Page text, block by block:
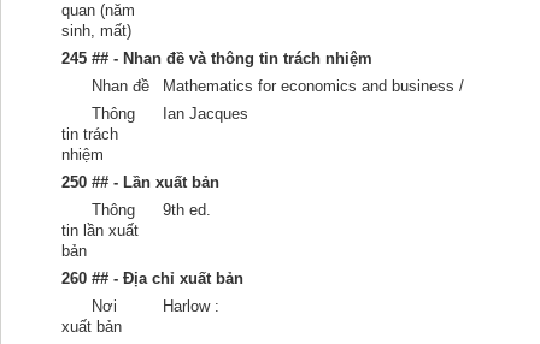
quan (năm
sinh, mất)
245 ## - Nhan đề và thông tin trách nhiệm
Nhan đề
Mathematics for economics and business /
Thông
tin trách
nhiệm
Ian Jacques
250 ## - Lần xuất bản
Thông
tin lần xuất
bản
9th ed.
260 ## - Địa chỉ xuất bản
Nơi
xuất bản
Harlow :